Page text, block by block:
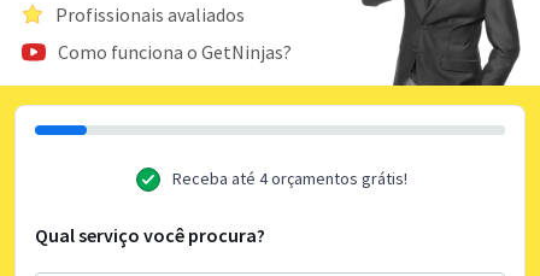
Profissionais avaliados
Como funciona o GetNinjas?
Receba até 4 orçamentos grátis!
Qual serviço você procura?